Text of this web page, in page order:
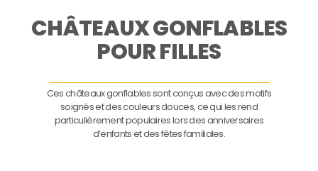
CHÂTEAUX GONFLABLES
POUR FILLES
Ces châteaux gonflables sont conçus avec des motifs
soignés et des couleurs douces, ce qui les rend
particulièrement populaires lors des anniversaires
d’enfants et des fêtes familiales.